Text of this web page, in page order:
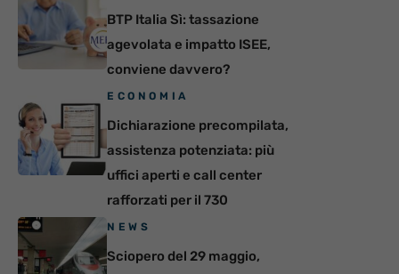
BTP Italia Sì: tassazione
agevolata e impatto ISEE,
conviene davvero?
ECONOMIA
Dichiarazione precompilata,
assistenza potenziata: più
uffici aperti e call center
rafforzati per il 730
NEWS
Sciopero del 29 maggio,